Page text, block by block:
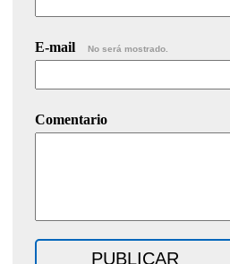
E-mail No será mostrado.
Comentario